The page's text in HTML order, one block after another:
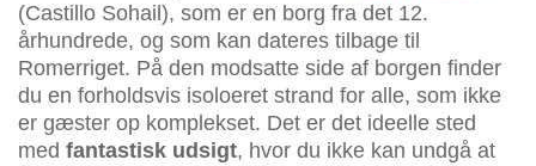
(Castillo Sohail), som er en borg fra det 12.
århundrede, og som kan dateres tilbage til
Romerriget. På den modsatte side af borgen finder
du en forholdsvis isoloeret strand for alle, som ikke
er gæster op komplekset. Det er det ideelle sted
med fantastisk udsigt, hvor du ikke kan undgå at